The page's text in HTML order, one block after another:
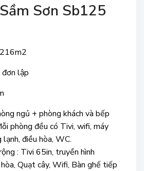
Sơn Sb125
lập
ngủ + phòng khách và bếp
phòng đều có Tivi, wifi, máy
điều hòa, WC.
: Tivi 65in, truyền hình
Quạt cây, Wifi, Bàn ghế tiếp